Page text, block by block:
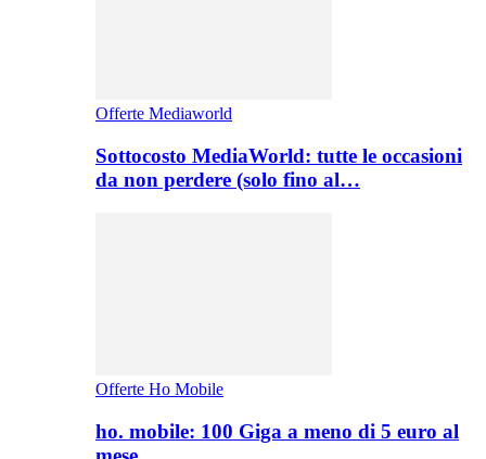
Offerte Mediaworld
Sottocosto MediaWorld: tutte le occasioni
da non perdere (solo fino al…
Offerte Ho Mobile
ho. mobile: 100 Giga a meno di 5 euro al